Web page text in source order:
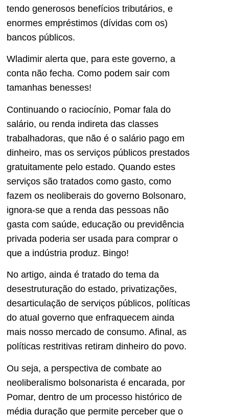
tendo generosos benefícios tributários, e
enormes empréstimos (dívidas com os)
bancos públicos.
Wladimir alerta que, para este governo, a
conta não fecha. Como podem sair com
tamanhas benesses!
Continuando o raciocínio, Pomar fala do
salário, ou renda indireta das classes
trabalhadoras, que não é o salário pago em
dinheiro, mas os serviços públicos prestados
gratuitamente pelo estado. Quando estes
serviços são tratados como gasto, como
fazem os neoliberais do governo Bolsonaro,
ignora-se que a renda das pessoas não
gasta com saúde, educação ou previdência
privada poderia ser usada para comprar o
que a indústria produz. Bingo!
No artigo, ainda é tratado do tema da
desestruturação do estado, privatizações,
desarticulação de serviços públicos, políticas
do atual governo que enfraquecem ainda
mais nosso mercado de consumo. Afinal, as
políticas restritivas retiram dinheiro do povo.
Ou seja, a perspectiva de combate ao
neoliberalismo bolsonarista é encarada, por
Pomar, dentro de um processo histórico de
média duração que permite perceber que o